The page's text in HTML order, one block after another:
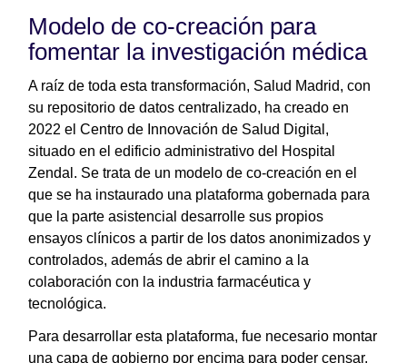
Modelo de co-creación para
fomentar la investigación médica
A raíz de toda esta transformación, Salud Madrid, con
su repositorio de datos centralizado, ha creado en
2022 el Centro de Innovación de Salud Digital,
situado en el edificio administrativo del Hospital
Zendal. Se trata de un modelo de co-creación en el
que se ha instaurado una plataforma gobernada para
que la parte asistencial desarrolle sus propios
ensayos clínicos a partir de los datos anonimizados y
controlados, además de abrir el camino a la
colaboración con la industria farmacéutica y
tecnológica.
Para desarrollar esta plataforma, fue necesario montar
una capa de gobierno por encima para poder censar,